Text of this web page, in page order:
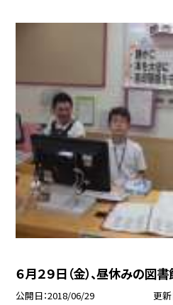
６月２９日（金）、昼休みの図
公開日 2018/06/29 更